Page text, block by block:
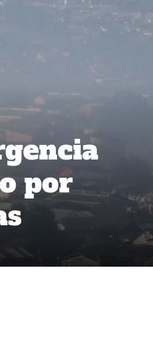
por